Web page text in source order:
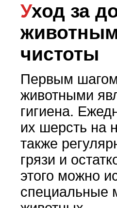
Уход за домашними
чистоты
Первым
животными
гигиена.
их шерсть на
также
грязи и
этого можно
специальные